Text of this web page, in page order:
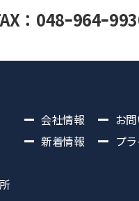
：048ｰ964ｰ
会社情報
新着情報
お
プ